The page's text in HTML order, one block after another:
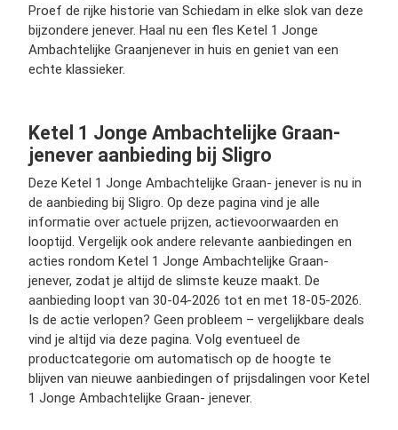
Proef de rijke historie van Schiedam in elke slok van deze
bijzondere jenever. Haal nu een fles Ketel 1 Jonge
Ambachtelijke Graanjenever in huis en geniet van een
echte klassieker.
Ketel 1 Jonge Ambachtelijke Graan-
jenever aanbieding bij Sligro
Deze Ketel 1 Jonge Ambachtelijke Graan- jenever is nu in
de aanbieding bij Sligro. Op deze pagina vind je alle
informatie over actuele prijzen, actievoorwaarden en
looptijd. Vergelijk ook andere relevante aanbiedingen en
acties rondom Ketel 1 Jonge Ambachtelijke Graan-
jenever, zodat je altijd de slimste keuze maakt. De
aanbieding loopt van 30-04-2026 tot en met 18-05-2026.
Is de actie verlopen? Geen probleem – vergelijkbare deals
vind je altijd via deze pagina. Volg eventueel de
productcategorie om automatisch op de hoogte te
blijven van nieuwe aanbiedingen of prijsdalingen voor Ketel
1 Jonge Ambachtelijke Graan- jenever.